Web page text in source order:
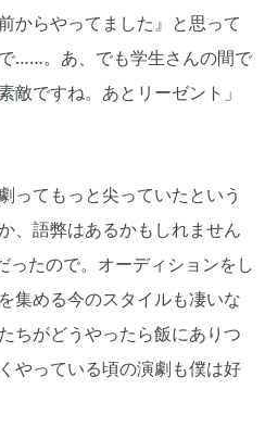
からやってました』と思って
……。あ、でも学生さんの間で
敵ですね。あとリーゼント」
ってもっと尖っていたという
、語弊はあるかもしれません
ったので。オーディションをし
集める今のスタイルも凄いな
ちがどうやったら飯にありつ
やっている頃の演劇も僕は好